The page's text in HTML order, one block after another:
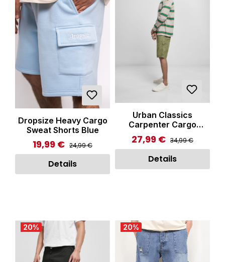
Dropsize Heavy Cargo
Sweat Shorts Blue
Verkaufspreis:
19,99 € Regulärer Preis:
24,99 €
Details
Urban Classics
Carpenter Cargo
Shorts Newolive
Verkaufspreis:
27,99 € Regulärer Preis:
34,99 €
Details
20% 20%